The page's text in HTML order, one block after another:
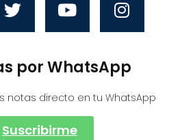
por WhatsApp
notas directo en tu WhatsApp
Suscribirme